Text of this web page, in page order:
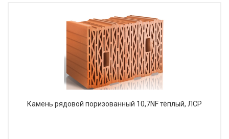
Камень рядовой поризованный 10,7NF тёплый, ЛСР